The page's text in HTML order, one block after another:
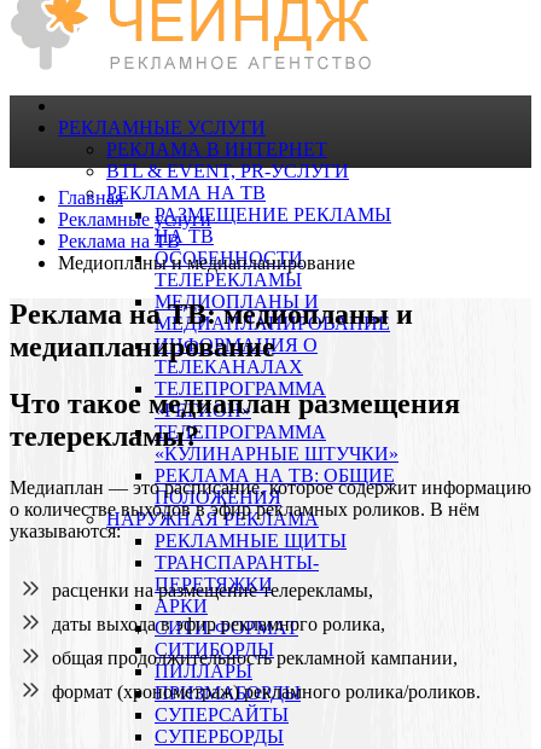
РЕКЛАМНЫЕ УСЛУГИ
РЕКЛАМА В ИНТЕРНЕТ
BTL & EVENT, PR-УСЛУГИ
РЕКЛАМА НА ТВ
РАЗМЕЩЕНИЕ РЕКЛАМЫ
НА ТВ
ОСОБЕННОСТИ
ТЕЛЕРЕКЛАМЫ
МЕДИОПЛАНЫ И
МЕДИАПЛАНИРОВАНИЕ
ИНФОРМАЦИЯ О
ТЕЛЕКАНАЛАХ
ТЕЛЕПРОГРАММА
«РЕГИОН»
ТЕЛЕПРОГРАММА
«КУЛИНАРНЫЕ ШТУЧКИ»
РЕКЛАМА НА ТВ: ОБЩИЕ
ПОЛОЖЕНИЯ
НАРУЖНАЯ РЕКЛАМА
РЕКЛАМНЫЕ ЩИТЫ
ТРАНСПАРАНТЫ-
ПЕРЕТЯЖКИ
АРКИ
СИТИ-ФОРМАТ
СИТИБОРДЫ
ПИЛЛАРЫ
ПРИЗМАБОРДЫ
СУПЕРСАЙТЫ
СУПЕРБОРДЫ
Главная
Рекламные услуги
Реклама на ТВ
Медиопланы и медиапланирование
Реклама на ТВ: медиопланы и
медиапланирование
Что такое медиаплан размещения
телерекламы?
Медиаплан — это расписание, которое содержит информацию
о количестве выходов в эфир рекламных роликов. В нём
указываются:
расценки на размещение телерекламы,
даты выхода в эфир рекламного ролика,
общая продолжительность рекламной кампании,
формат (хронометраж) рекламного ролика/роликов.